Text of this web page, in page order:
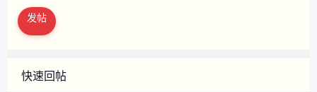
发帖
快速回帖